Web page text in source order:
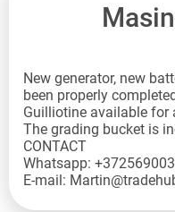
New generator, new
been properly
Guilliotine available for
The grading bucket is
CONTACT
Whatsapp:
E-mail: